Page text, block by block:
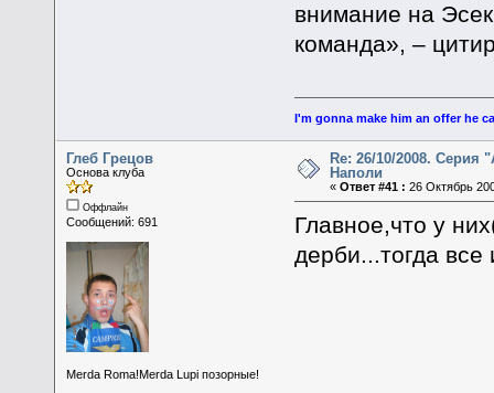
внимание на
команда», –
I'm gonna make him an offer he
Глеб Грецов
Основа клуба
Оффлайн
Сообщений: 691
Merda Roma!Merda Lupi позорные!
Re: 26/10/2008. Серия
Наполи
«Ответ #41 : 26 Октябрь
Главное,что у
дерби...тогда